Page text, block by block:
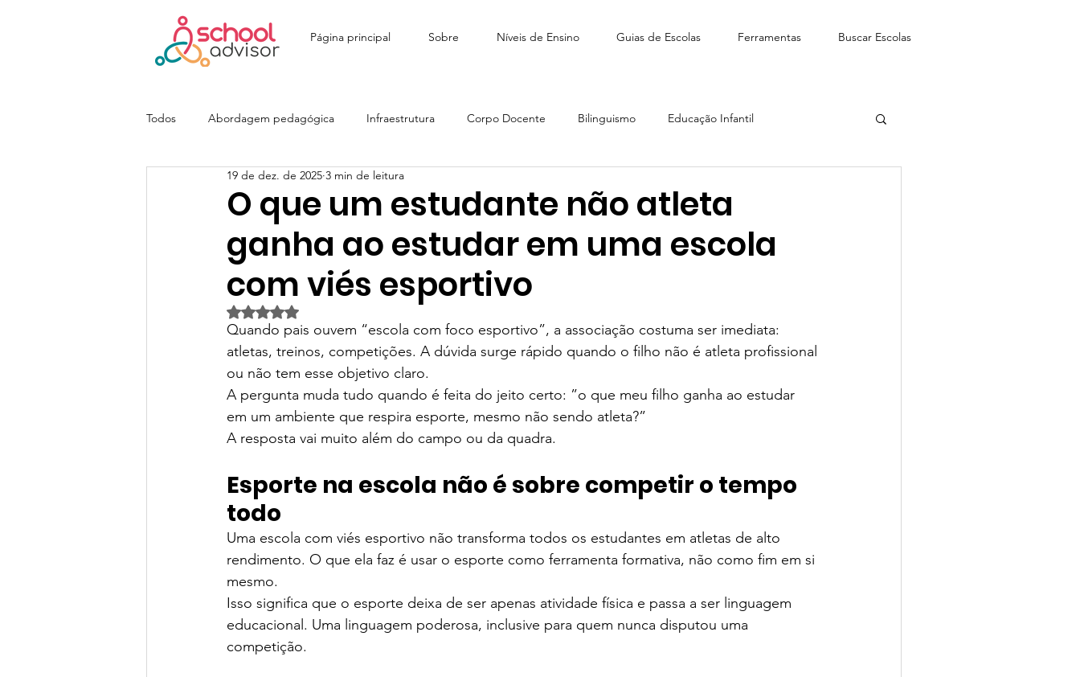
Página principal Sobre Níveis de Ensino Guias de Escolas Ferramentas Buscar Escolas
Todos Abordagem pedagógica Infraestrutura Corpo Docente Bilinguismo Educação Infantil
Ensino Fundamental Ensino Médio
Colégio João Paulo I - JOPA Escola Stagium | SchoolAdvisor Colégio Franco | SchoolAdvisor
Colégio Itatiaia | SchoolAdvisor
Green Book School | SchoolAdvisor Colégio Augusto Laranja
Colégio BIS | SchoolAdvisor Aubrick Escola | SchoolAdvisor Kindy Escola Americana
St. Nicholas School Escola AB Sabin | SchoolAdvisor
Avenues São Paulo | SchoolAdvisor Camino School | SchoolAdvisor Escola Roda Viva | SchoolAdvisor
Escola Lumiar | SchoolAdvisor
O que um estudante não atleta
ganha ao estudar em uma escola
com viés esportivo
19 de dez. de 2025 3 min de leitura
Avaliado com NaN de 5 estrelas.
Quando pais ouvem “escola com foco esportivo”, a associação costuma ser imediata:
atletas, treinos, competições. A dúvida surge rápido quando o filho não é atleta profissional
ou não tem esse objetivo claro.
A pergunta muda tudo quando é feita do jeito certo: ”o que meu filho ganha ao estudar
em um ambiente que respira esporte, mesmo não sendo atleta?”
A resposta vai muito além do campo ou da quadra.
Esporte na escola não é sobre competir o tempo
todo
Uma escola com viés esportivo não transforma todos os estudantes em atletas de alto
rendimento. O que ela faz é usar o esporte como ferramenta formativa, não como fim em si
mesmo.
Isso significa que o esporte deixa de ser apenas atividade física e passa a ser linguagem
educacional. Uma linguagem poderosa, inclusive para quem nunca disputou uma
competição.